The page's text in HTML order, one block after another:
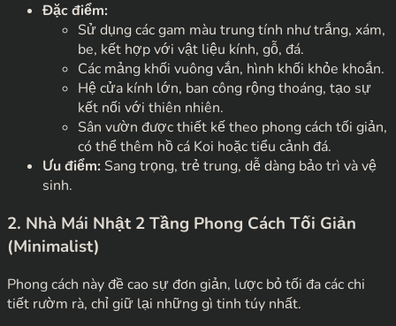
Đặc điểm:
Sử dụng các gam màu trung tính như trắng, xám,
be, kết hợp với vật liệu kính, gỗ, đá.
Các mảng khối vuông vắn, hình khối khỏe khoắn.
Hệ cửa kính lớn, ban công rộng thoáng, tạo sự
kết nối với thiên nhiên.
Sân vườn được thiết kế theo phong cách tối giản,
có thể thêm hồ cá Koi hoặc tiểu cảnh đá.
Ưu điểm: Sang trọng, trẻ trung, dễ dàng bảo trì và vệ
sinh.
2. Nhà Mái Nhật 2 Tầng Phong Cách Tối Giản
(Minimalist)
Phong cách này đề cao sự đơn giản, lược bỏ tối đa các chi
tiết rườm rà, chỉ giữ lại những gì tinh túy nhất.